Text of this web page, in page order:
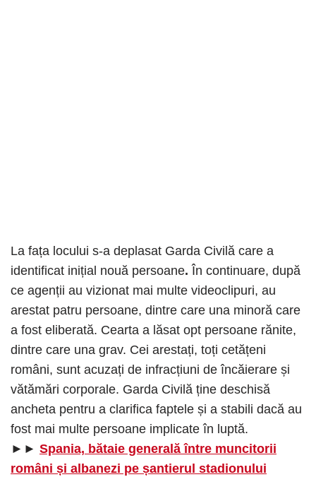
La fața locului s-a deplasat Garda Civilă care a
identificat inițial nouă persoane. În continuare, după
ce agenții au vizionat mai multe videoclipuri, au
arestat patru persoane, dintre care una minoră care
a fost eliberată. Cearta a lăsat opt ​​persoane rănite,
dintre care una grav. Cei arestați, toți cetățeni
români, sunt acuzați de infracțiuni de încăierare și
vătămări corporale. Garda Civilă ține deschisă
ancheta pentru a clarifica faptele și a stabili dacă au
fost mai multe persoane implicate în luptă.
►► Spania, bătaie generală între muncitorii
români și albanezi pe șantierul stadionului